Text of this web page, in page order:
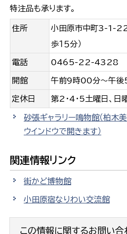
特注品も承ります。
住所
小田原市中町3-1-22
歩１５分）
電話 0465-22-4328
開館 午前9時00分〜午
定休日 第2・4・5土曜日、日
砂張ギャラリー鳴物館（柏木
ウインドウで開きます）
関連情報リンク
街かど博物館
小田原宿なりわい交流館
この情報に関するお問い合